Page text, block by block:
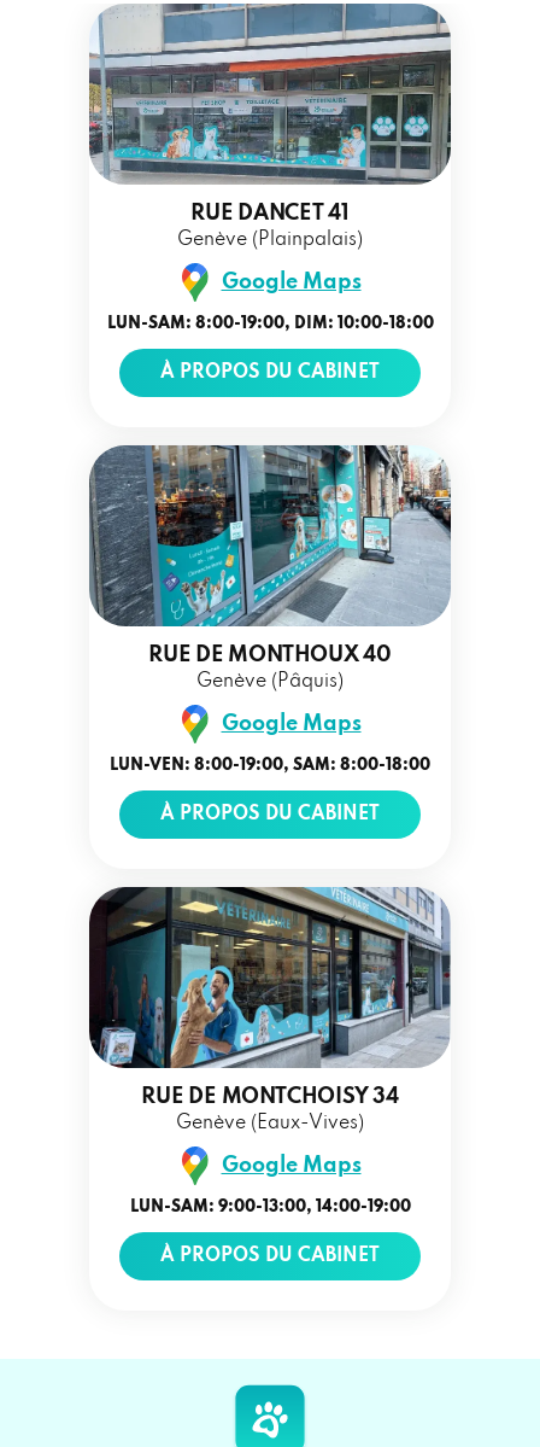
Genève (Pâquis)
RUE DE MONTHOUX 40
À PROPOS DU CABINET
LUN-VEN: 8:00-19:00, SAM: 8:00-18:00
Google Maps
Genève (Eaux-Vives)
RUE DE MONTCHOISY 34
À PROPOS DU CABINET
LUN-SAM: 9:00-13:00, 14:00-19:00
Google Maps
Genève (Plainpalais)
RUE DANCET 41
À PROPOS DU CABINET
LUN-SAM: 8:00-19:00, DIM: 10:00-18:00
Google Maps